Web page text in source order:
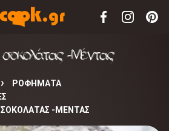
-Μέντας
ΡΟΦΗΜΑΤΑ
-ΜΈΝΤΑΣ